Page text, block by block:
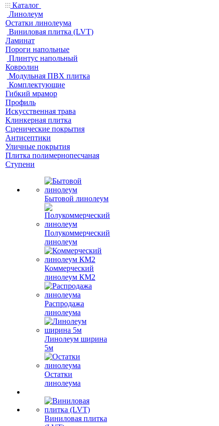
Каталог
Линолеум
Остатки линолеума
Виниловая плитка (LVT)
Ламинат
Пороги напольные
Плинтус напольный
Ковролин
Модульная ПВХ плитка
Комплектующие
Гибкий мрамор
Профиль
Искусственная трава
Клинкерная плитка
Сценические покрытия
Антисептики
Уличные покрытия
Плитка полимернопесчаная
Ступени
Бытовой линолеум
Полукоммерческий
линолеум
Коммерческий
линолеум КМ2
Распродажа
линолеума
Линолеум ширина
5м
Остатки
линолеума
Виниловая плитка